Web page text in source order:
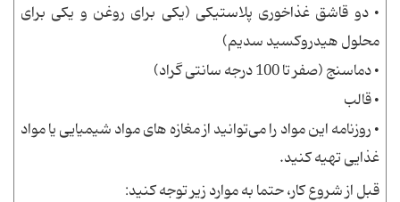
• دو قاشق غذاخوری پلاستیکی (یکی برای روغن و یکی برای
محلول هیدروکسید سدیم)
• دماسنج (صفر تا 100 درجه سانتی گراد)
• قالب
• روزنامه این مواد را می‌توانید از مغازه های مواد شیمیایی یا مواد
غذایی تهیه کنید.
قبل از شروع کار، حتما به موارد زیر توجه کنید: